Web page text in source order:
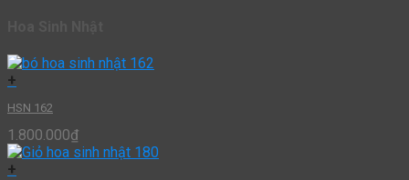
+
HSN 162
1.800.000₫
+